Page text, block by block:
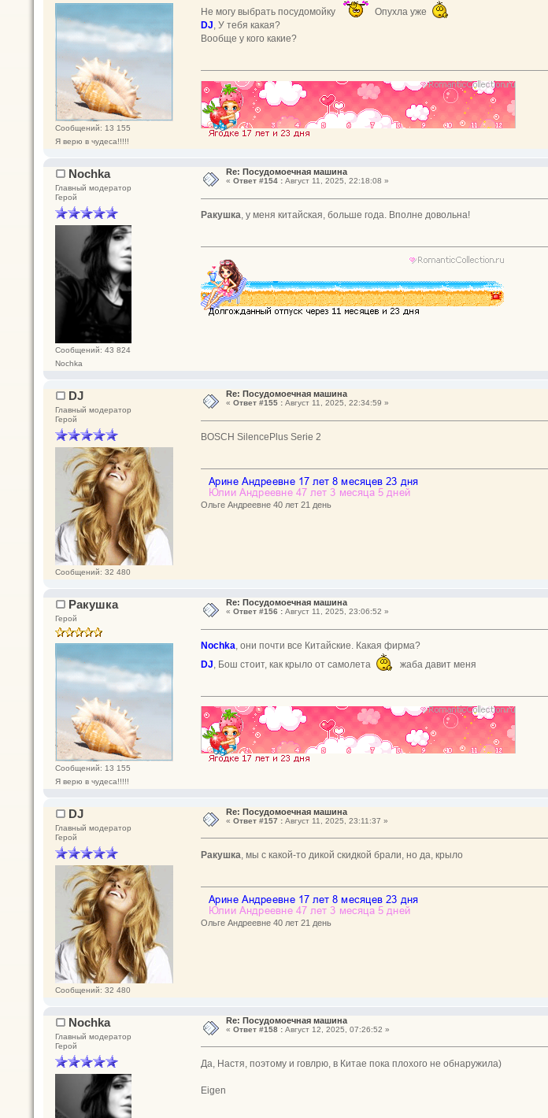
Сообщений: 13 155
Я верю в чудеса!!!!!
Не могу выбрать посудомойку
Опухла уже
DJ, У тебя какая?
Вообще у кого какие?
Nochka
Главный модератор
Герой
Сообщений: 43 824
Nochka
Re: Посудомоечная машина
« Ответ #154 :Август 11, 2025, 22:18:08 »
Ракушка, у меня китайская, больше года. Вполне довольна!
DJ
Главный модератор
Герой
Сообщений: 32 480
Re: Посудомоечная машина
« Ответ #155 :Август 11, 2025, 22:34:59 »
BOSCH SilencePlus Serie 2
Ольге Андреевне 40 лет 21 день
Ракушка
Герой
Сообщений: 13 155
Я верю в чудеса!!!!!
Re: Посудомоечная машина
« Ответ #156 :Август 11, 2025, 23:06:52 »
Nochka, они почти все Китайские. Какая фирма?
DJ, Бош стоит, как крыло от самолета жаба давит меня
DJ
Главный модератор
Герой
Сообщений: 32 480
Re: Посудомоечная машина
« Ответ #157 :Август 11, 2025, 23:11:37 »
Ракушка, мы с какой-то дикой скидкой брали, но да, крыло
Ольге Андреевне 40 лет 21 день
Nochka
Главный модератор
Герой
Re: Посудомоечная машина
« Ответ #158 :Август 12, 2025, 07:26:52 »
Да, Настя, поэтому и говлрю, в Китае пока плохого не обнаружила)
Eigen